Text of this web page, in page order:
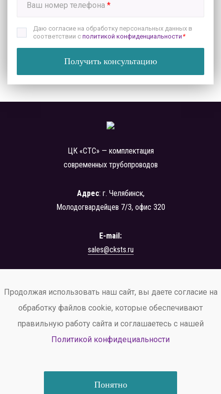
Ваш номер телефона *
Получить консультацию
Даю согласие на обработку персональных данных в
соответствии с политикой конфиденциальности *
ЦК «СТС» — комплектация
современных трубопроводов
Адрес: г. Челябинск,
Молодогвардейцев 7/3, офис 320
E-mail:
sales@cksts.ru
заказать звонок
© ООО ЦК «СТС», 2026
Продолжая использовать наш сайт, вы даете согласие на
обработку файлов cookie, которые обеспечивают
правильную работу сайта и соглашаетесь с нашей
Политикой конфидециальности
Понятно